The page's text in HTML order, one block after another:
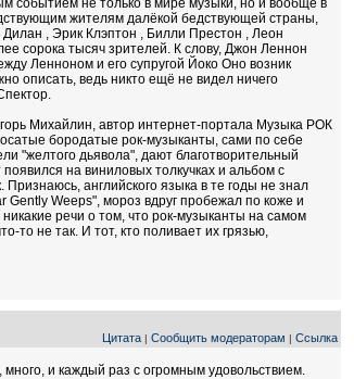
событием не только в мире музыки, но и вообще в
жителям далёкой бедствующей страны,
, Эрик Клэптон , Билли Престон , Леон
сорока тысяч зрителей. К слову, Джон Леннон
Ленноном и его супругой Йоко Оно возник
описать, ведь никто ещё не видел ничего
Михайлин, автор интернет-портала Музыка РОК
бородатые рок-музыканты, сами по себе
"желтого дьявола", дают благотворительный
на виниловых толкучках и альбом с
английского языка в те годы не знал
Weeps", мороз вдруг пробежал по коже и
речи о том, что рок-музыканты на самом
то не так. И тот, кто поливает их грязью,
Цитата | Сообщить модераторам | Ссылка
и каждый раз с огромным удовольствием.